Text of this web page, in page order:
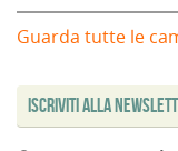
Guarda tutte le
Iscriviti alla